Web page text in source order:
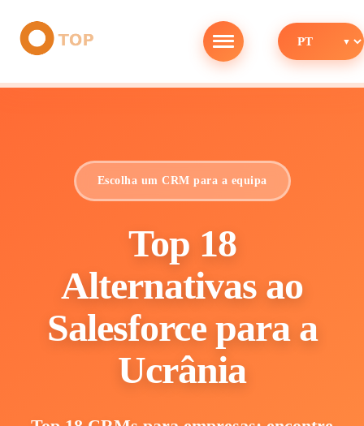
Escolha um CRM para a equipa
Top 18
Alternativas ao
Salesforce para a
Ucrânia